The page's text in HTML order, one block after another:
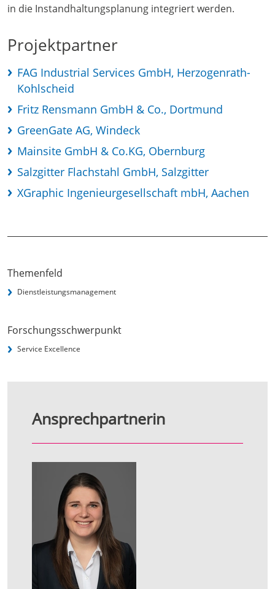
in die Instandhaltungsplanung integriert werden.
Projektpartner
FAG Industrial Services GmbH, Herzogenrath-
Kohlscheid
Fritz Rensmann GmbH & Co., Dortmund
GreenGate AG, Windeck
Mainsite GmbH & Co.KG, Obernburg
Salzgitter Flachstahl GmbH, Salzgitter
XGraphic Ingenieurgesellschaft mbH, Aachen
Themenfeld
Dienstleistungsmanagement
Forschungsschwerpunkt
Service Excellence
Ansprechpartnerin